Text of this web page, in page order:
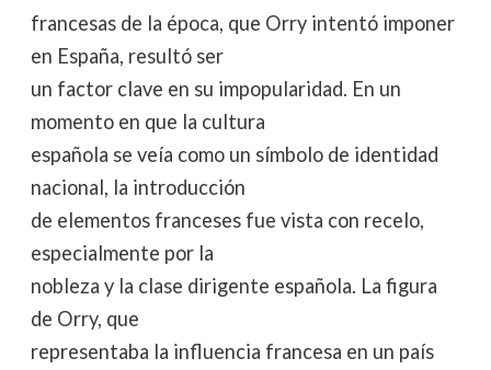
francesas de la época, que Orry intentó imponer
en España, resultó ser
un factor clave en su impopularidad. En un
momento en que la cultura
española se veía como un símbolo de identidad
nacional, la introducción
de elementos franceses fue vista con recelo,
especialmente por la
nobleza y la clase dirigente española. La figura
de Orry, que
representaba la influencia francesa en un país